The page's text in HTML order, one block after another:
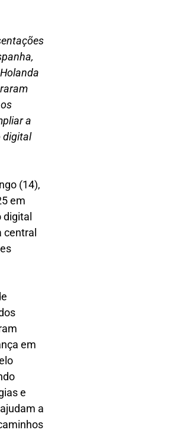
a
digital
(14),
em
digital
central
em
e
a